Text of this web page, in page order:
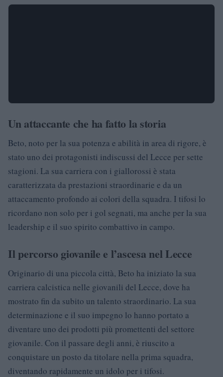
Un attaccante che ha fatto la storia
Beto, noto per la sua potenza e abilità in area di rigore, è
stato uno dei protagonisti indiscussi del Lecce per sette
stagioni. La sua carriera con i giallorossi è stata
caratterizzata da prestazioni straordinarie e da un
attaccamento profondo ai colori della squadra. I tifosi lo
ricordano non solo per i gol segnati, ma anche per la sua
leadership e il suo spirito combattivo in campo.
Il percorso giovanile e l’ascesa nel Lecce
Originario di una piccola città, Beto ha iniziato la sua
carriera calcistica nelle giovanili del Lecce, dove ha
mostrato fin da subito un talento straordinario. La sua
determinazione e il suo impegno lo hanno portato a
diventare uno dei prodotti più promettenti del settore
giovanile. Con il passare degli anni, è riuscito a
conquistare un posto da titolare nella prima squadra,
diventando rapidamente un idolo per i tifosi.